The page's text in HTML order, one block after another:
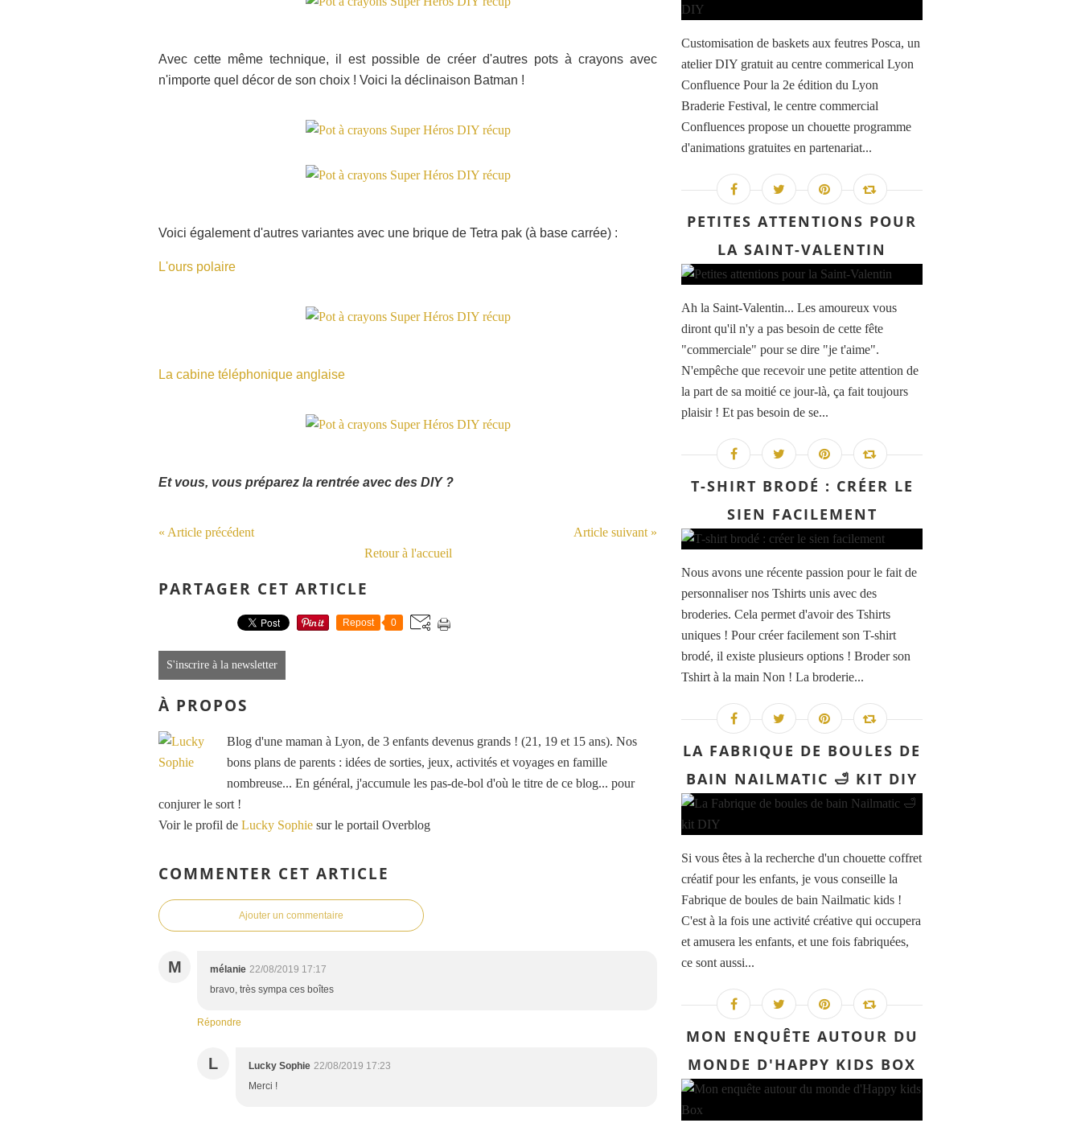
Avec cette même technique, il est possible de créer d'autres pots à crayons avec
n'importe quel décor de son choix ! Voici la déclinaison Batman !
Voici également d'autres variantes avec une brique de Tetra pak (à base carrée) :
L'ours polaire
La cabine téléphonique anglaise
Et vous, vous préparez la rentrée avec des DIY ?
« Article précédent
Article suivant »
Retour à l'accueil
PARTAGER CET ARTICLE
Repost 0
S'inscrire à la newsletter
À PROPOS
Blog d'une maman à Lyon, de 3 enfants devenus grands ! (21, 19 et 15 ans). Nos
bons plans de parents : idées de sorties, jeux, activités et voyages en famille
nombreuse... En général, j'accumule les pas-de-bol d'où le titre de ce blog... pour
conjurer le sort !
Voir le profil de Lucky Sophie sur le portail Overblog
COMMENTER CET ARTICLE
Ajouter un commentaire
M mélanie 22/08/2019 17:17
bravo, très sympa ces boîtes
Répondre
L Lucky Sophie 22/08/2019 17:23
Merci !
Customisation de baskets aux feutres Posca, un
atelier DIY gratuit au centre commerical Lyon
Confluence Pour la 2e édition du Lyon
Braderie Festival, le centre commercial
Confluences propose un chouette programme
d'animations gratuites en partenariat...
PETITES ATTENTIONS POUR
LA SAINT-VALENTIN
Ah la Saint-Valentin... Les amoureux vous
diront qu'il n'y a pas besoin de cette fête
"commerciale" pour se dire "je t'aime".
N'empêche que recevoir une petite attention de
la part de sa moitié ce jour-là, ça fait toujours
plaisir ! Et pas besoin de se...
T-SHIRT BRODÉ : CRÉER LE
SIEN FACILEMENT
Nous avons une récente passion pour le fait de
personnaliser nos Tshirts unis avec des
broderies. Cela permet d'avoir des Tshirts
uniques ! Pour créer facilement son T-shirt
brodé, il existe plusieurs options ! Broder son
Tshirt à la main Non ! La broderie...
LA FABRIQUE DE BOULES DE
BAIN NAILMATIC 🛁 KIT DIY
Si vous êtes à la recherche d'un chouette coffret
créatif pour les enfants, je vous conseille la
Fabrique de boules de bain Nailmatic kids !
C'est à la fois une activité créative qui occupera
et amusera les enfants, et une fois fabriquées,
ce sont aussi...
MON ENQUÊTE AUTOUR DU
MONDE D'HAPPY KIDS BOX